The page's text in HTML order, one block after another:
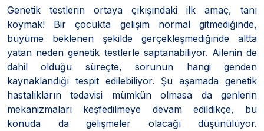
Genetik testlerin ortaya çıkışındaki ilk amaç, tanı
koymak! Bir çocukta gelişim normal gitmediğinde,
büyüme beklenen şekilde gerçekleşmediğinde altta
yatan neden genetik testlerle saptanabiliyor. Ailenin de
dahil olduğu süreçte, sorunun hangi genden
kaynaklandığı tespit edilebiliyor. Şu aşamada genetik
hastalıkların tedavisi mümkün olmasa da genlerin
mekanizmaları keşfedilmeye devam edildikçe, bu
konuda da gelişmeler olacağı düşünülüyor.